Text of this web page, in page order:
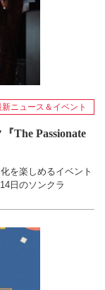
新ニュース＆イベント
The Passionate
を楽しめるイベント
日のソンクラ